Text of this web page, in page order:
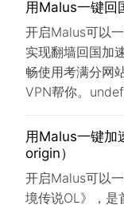
用Malus一键回
开启Malus可以
实现翻墙回国加
畅使用考满分网
VPN帮你。
用Malus一键加
origin）
开启Malus可以
境传说OL》，是